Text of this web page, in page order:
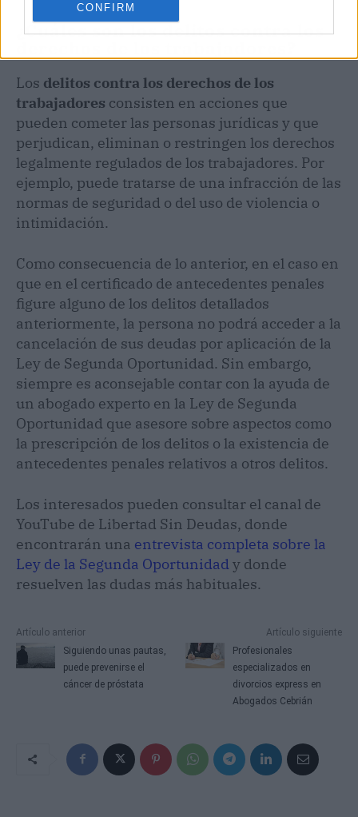
CONFIRM
¿Cuáles son los delitos contra los
Los delitos contra los derechos de los
trabajadores consisten en acciones que
pueden cometer las personas jurídicas y que
perjudican, eliminan o restringen los derechos
legalmente regulados de los trabajadores. Por
ejemplo, puede tratarse de una infracción de las
normas de seguridad o del uso de violencia o
intimidación.
Como consecuencia de lo anterior, en el caso en
que en el certificado de antecedentes penales
figure alguno de los delitos detallados
anteriormente, la persona no podrá acceder a la
cancelación de sus deudas por aplicación de la
Ley de Segunda Oportunidad. Sin embargo,
siempre es aconsejable contar con la ayuda de
un abogado experto en la Ley de Segunda
Oportunidad que asesore sobre aspectos como
la prescripción de los delitos o la existencia de
antecedentes penales relativos a otros delitos.
Los interesados pueden consultar el canal de
YouTube de Libertad Sin Deudas, donde
encontrarán una entrevista completa sobre la
Ley de la Segunda Oportunidad y donde
resuelven las dudas más habituales.
Artículo anterior
Siguiendo unas pautas,
puede prevenirse el
cáncer de próstata
Artículo siguiente
Profesionales
especializados en
divorcios express en
Abogados Cebrián